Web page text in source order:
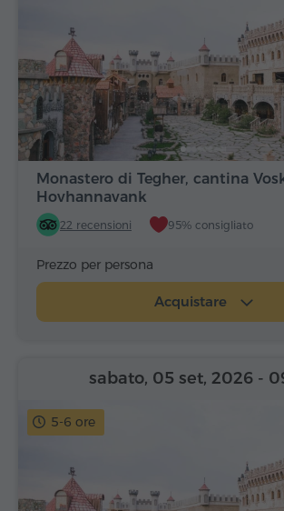
Monastero di Tegher, cantina
Hovhannavank
22 recensioni 95% consigliato
Prezzo per persona
Acquistare
5-6 ore
sabato, 05 set, 2026 -